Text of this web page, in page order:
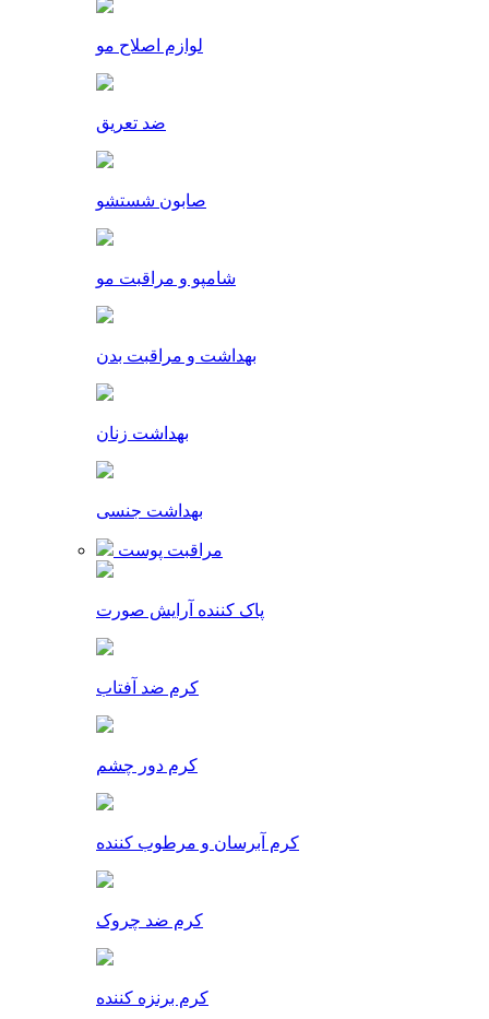
لوازم اصلاح مو
ضد تعریق
صابون شستشو
شامپو و مراقبت مو
بهداشت و مراقبت بدن
بهداشت زنان
بهداشت جنسی
مراقبت پوست
پاک کننده آرایش صورت
کرم ضد آفتاب
کرم دور چشم
کرم آبرسان و مرطوب کننده
کرم ضد چروک
کرم برنزه کننده